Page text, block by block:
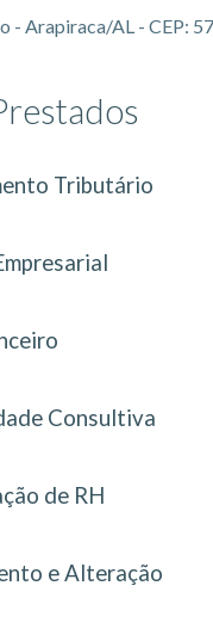
- Arapiraca/AL - CEP:
Tributário
Consultiva
de RH
e Alteração